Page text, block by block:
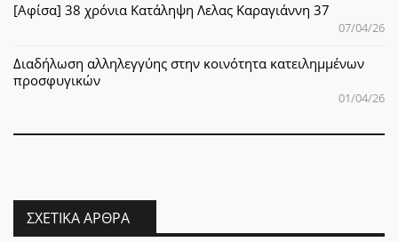
[Αφίσα] 38 χρόνια Κατάληψη Λελας Καραγιάννη 37
07/04/26
Διαδήλωση αλληλεγγύης στην κοινότητα κατειλημμένων
προσφυγικών
01/04/26
ΣΧΕΤΙΚΆ ΆΡΘΡΑ